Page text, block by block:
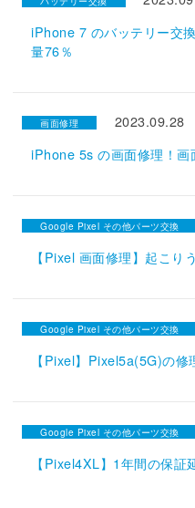
iPhone 7 のバッテリー交
量76％
画面修理
2023.09.28
iPhone 5s の画面修理！画
Google Pixel その他パーツ交換
【Pixel 画面修理】起こり
Google Pixel その他パーツ交換
【Pixel】Pixel5a(5G)の修
Google Pixel その他パーツ交換
【Pixel4XL】1年間の保証